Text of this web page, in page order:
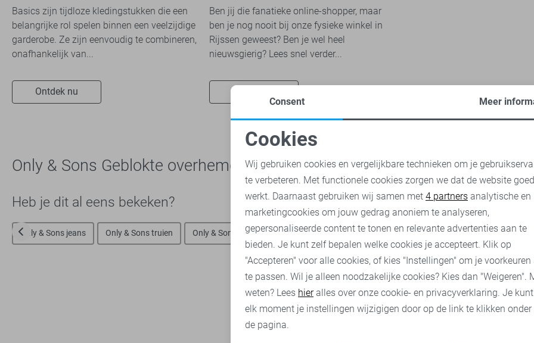
Basics zijn tijdloze kledingstukken die een
belangrijke rol spelen binnen een veelzijdige
garderobe. Ze zijn eenvoudig te combineren,
onafhankelijk van...
Ontdek nu
Ben jij die fanatieke online-shopper, maar
ben je nog nooit bij onze fysieke winkel in
Rijssen geweest? Ben je wel heel
nieuwsgierig? Lees snel verder...
Only & Sons Geblokte overhemden - Heren
Heb je dit al eens bekeken?
Only & Sons jeans Only & Sons truien Only & Sons sweaters Only & Sons t-shirts Only & Sons overhemden Only &
Noodzakelijke cookies
Analytische cookies Marketing cookies
Consent Meer
Cookies
Wij gebruiken cookies en vergelijkbare technieken om je
te verbeteren. Met functionele cookies zorgen we dat de website goed
werkt. Daarnaast gebruiken wij samen met 4 partners analytische en
marketingcookies om jouw gedrag anoniem te analyseren,
gepersonaliseerde content te tonen en relevante advertenties aan te
bieden. Je kunt zelf bepalen welke cookies je accepteert. Klik op
"Accepteren" voor alle cookies, of kies "Instellingen" om je voorkeuren
te passen. Wil je alleen noodzakelijke cookies? Kies dan "Weigeren".
weten? Lees hieralles over onze cookie- en privacyverklaring. Je
elk moment je instellingen wijzigigen door op de link te klikken onder
de pagina.